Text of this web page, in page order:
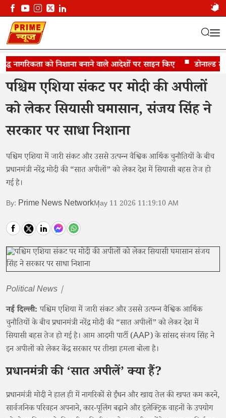
नागरिकता को निशाना बनाने वाले आदेशों पर साइन किए डोनाल्ड ट्रंप
पश्चिम एशिया संकट पर मोदी अपीलों पर विवाद
पश्चिम एशिया संकट पर मोदी की अपीलों
को लेकर सियासी घमासान, संजय सिंह ने
सरकार पर साधा निशाना
पश्चिम एशिया में जारी संकट और उससे उत्पन्न वैश्विक आर्थिक चुनौतियों के बीच
प्रधानमंत्री नरेंद्र मोदी की “सात अपीलों” को लेकर देश में सियासी बहस तेज हो
गई है।
By: Prime News NetworkMay 11 2026 11:19:10 AM
Political News |
नई दिल्ली:पश्चिम एशिया में जारी संकट और उससे उत्पन्न वैश्विक आर्थिक
चुनौतियों के बीच प्रधानमंत्री नरेंद्र मोदी की “सात अपीलों” को लेकर देश में
सियासी बहस तेज हो गई है। आम आदमी पार्टी (AAP) के सांसद संजय सिंह ने
इन अपीलों को लेकर केंद्र सरकार पर तीखा हमला बोला है।
प्रधानमंत्री की ‘सात अपीलें’ क्या हैं?
प्रधानमंत्री मोदी ने हाल ही में नागरिकों से ईंधन और खाद्य तेल की खपत कम करने,
सार्वजनिक परिवहन अपनाने, कार-पूलिंग बढ़ाने और इलेक्ट्रिक वाहनों के उपयोग